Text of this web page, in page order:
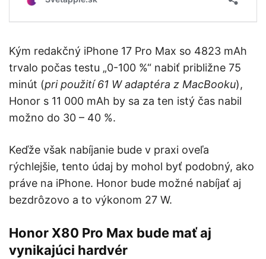
Kým redakčný iPhone 17 Pro Max so 4823 mAh
trvalo počas testu „0-100 %“ nabiť približne 75
minút (pri použití 61 W adaptéra z MacBooku),
Honor s 11 000 mAh by sa za ten istý čas nabil
možno do 30 – 40 %.
Keďže však nabíjanie bude v praxi oveľa
rýchlejšie, tento údaj by mohol byť podobný, ako
práve na iPhone. Honor bude možné nabíjať aj
bezdrôzovo a to výkonom 27 W.
Honor X80 Pro Max bude mať aj
vynikajúci hardvér